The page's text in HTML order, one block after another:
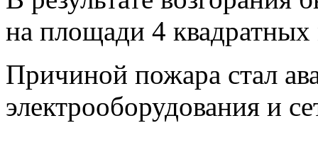
на площади 4 квадратных
Причиной пожара стал
электрооборудования и